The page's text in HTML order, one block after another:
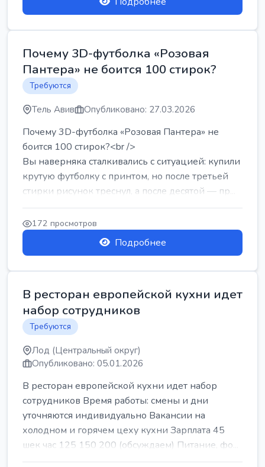
Почему 3D-футболка «Розовая
Пантера» не боится 100 стирок?
Требуются
Тель Авив Опубликовано: 27.03.2026
Почему 3D-футболка «Розовая Пантера» не
боится 100 стирок?<br />
Вы наверняка сталкивались с ситуацией: купили
крутую футболку с принтом, но после третьей
стирки рисунок треснул, а после десятой — пр...
172 просмотров
Подробнее
В ресторан европейской кухни идет
набор сотрудников
Требуются
Лод (Центральный округ)
Опубликовано: 05.01.2026
В ресторан европейской кухни идет набор
сотрудников Время работы: смены и дни
уточняются индивидуально Вакансии на
холодном и горячем цеху кухни Зарплата 45
шек час 125 150 200 (обсуждаем) Питание, фо...